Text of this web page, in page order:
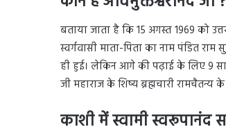
बताया जाता है कि 15 अगस्त 1969 को
स्वर्गवासी माता-पिता का नाम पंडित राम
ही हुई। लेकिन आगे की पढ़ाई के लिए 9
जी महाराज के शिष्य ब्रह्मचारी
काशी में स्वामी स्वरूपानंद